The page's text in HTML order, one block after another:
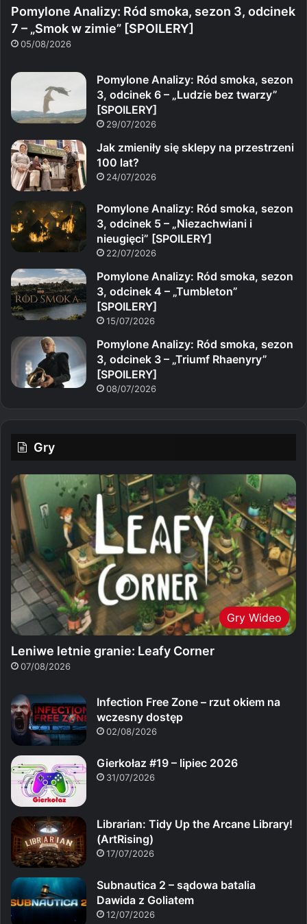
Pomylone Analizy: Ród smoka, sezon 3, odcinek
7 – „Smok w zimie” [SPOILERY]
05/08/2026
Pomylone Analizy: Ród smoka, sezon
3, odcinek 6 – „Ludzie bez twarzy”
[SPOILERY]
29/07/2026
Jak zmieniły się sklepy na przestrzeni
100 lat?
24/07/2026
Pomylone Analizy: Ród smoka, sezon
3, odcinek 5 – „Niezachwiani i
nieugięci” [SPOILERY]
22/07/2026
Pomylone Analizy: Ród smoka, sezon
3, odcinek 4 – „Tumbleton”
[SPOILERY]
15/07/2026
Pomylone Analizy: Ród smoka, sezon
3, odcinek 3 – „Triumf Rhaenyry”
[SPOILERY]
08/07/2026
Gry
Gry Wideo
Leniwe letnie granie: Leafy Corner
07/08/2026
Infection Free Zone – rzut okiem na
wczesny dostęp
02/08/2026
Gierkołaz #19 – lipiec 2026
31/07/2026
Librarian: Tidy Up the Arcane Library!
(ArtRising)
17/07/2026
Subnautica 2 – sądowa batalia
Dawida z Goliatem
12/07/2026